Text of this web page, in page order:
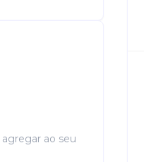
ao seu